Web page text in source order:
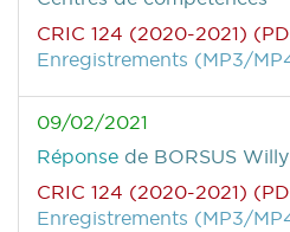
CRIC 124 (2020-2021)
Enregistrements (MP3/
09/02/2021
Réponse de BORSUS Willy
CRIC 124 (2020-2021)
Enregistrements (MP3/